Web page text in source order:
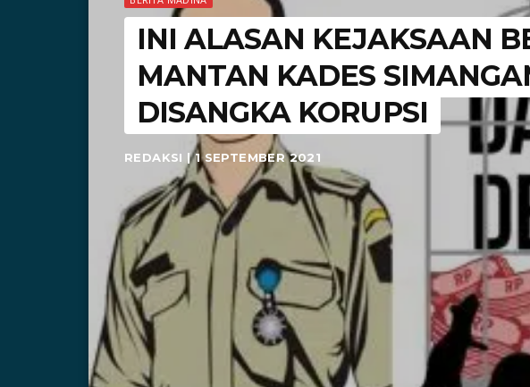
INI ALASAN KEJAKSAAN
MANTAN KADES
DISANGKA KORUPSI
REDAKSI | 1 SEPTEMBER 2021